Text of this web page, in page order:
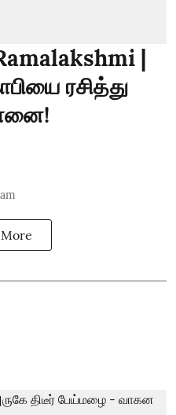
|
ரசித்து